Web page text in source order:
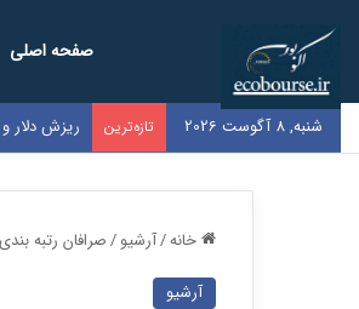
صفحه اصلی
شنبه, 8 آگوست 2026 تازه‌ترین ریزش دلار
خانه/آرشیو/صرافان رتبه
آرشیو